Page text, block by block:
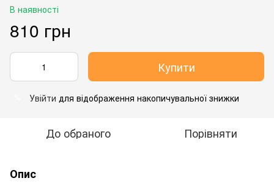
В наявності
810 грн
Купити
Увійти для відображення накопичувальної знижки
До обраного Порівняти
Опис